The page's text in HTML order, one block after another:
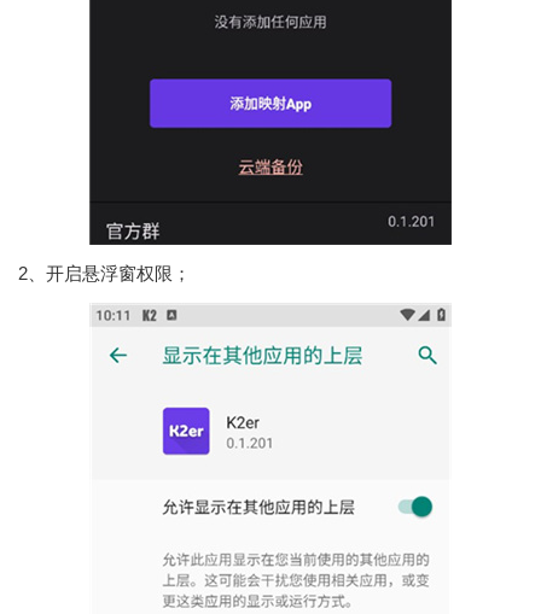
2、开启悬浮窗权限；